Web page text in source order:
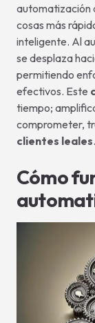
automatización
cosas más
inteligente. Al
se desplaza
permitiendo
efectivos. Este
tiempo;
comprometer,
clientes leales.
Cómo